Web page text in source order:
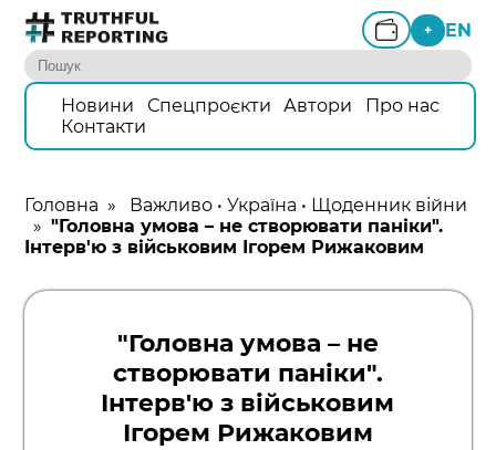
+ EN
Новини Спецпроєкти Автори
Про нас
Контакти
Головна » Важливо •Україна • Щоденник війни
»"Головна умова – не створювати паніки".
Інтерв'ю з військовим Ігорем Рижаковим
"Головна умова – не
створювати паніки".
Інтерв'ю з військовим
Ігорем Рижаковим